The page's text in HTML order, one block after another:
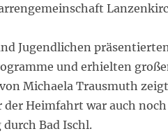
Jugendlichen
und erhielten
Michaela Trausmuth
der Heimfahrt war auch
durch Bad Ischl.